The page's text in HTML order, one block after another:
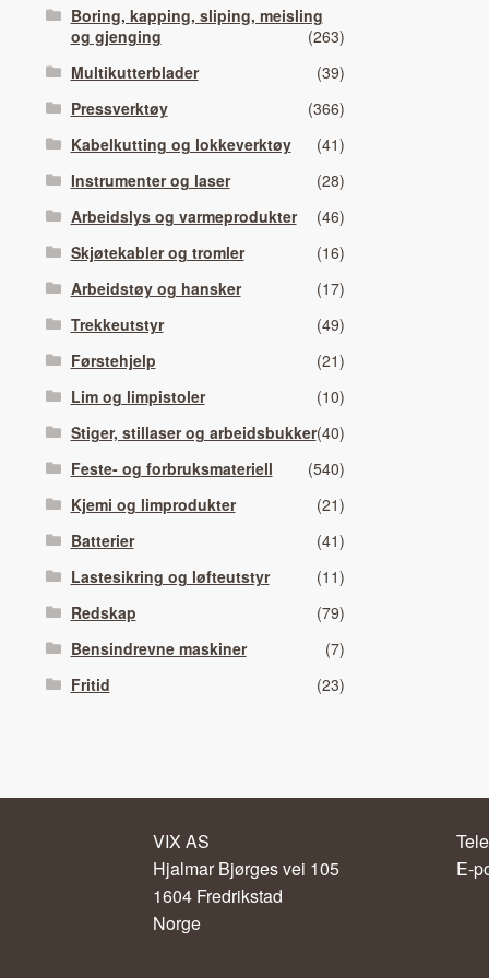
Boring, kapping, sliping, meisling
og gjenging
(263)
Multikutterblader
(39)
Pressverktøy
(366)
Kabelkutting og lokkeverktøy
(41)
Instrumenter og laser
(28)
Arbeidslys og varmeprodukter
(46)
Skjøtekabler og tromler
(16)
Arbeidstøy og hansker
(17)
Trekkeutstyr
(49)
Førstehjelp
(21)
Lim og limpistoler
(10)
Stiger, stillaser og arbeidsbukker(40)
Feste- og forbruksmateriell
(540)
Kjemi og limprodukter
(21)
Batterier
(41)
Lastesikring og løfteutstyr
(11)
Redskap
(79)
Bensindrevne maskiner
(7)
Fritid
(23)
VIX AS
Hjalmar Bjørges vei 105
1604 Fredrikstad
Norge
E-